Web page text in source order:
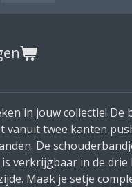
in jouw collectie! De
vanuit twee kanten
De
verkrijgbaar in de drie
Maak je setje